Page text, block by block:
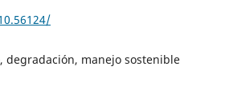
degradación, manejo sostenible